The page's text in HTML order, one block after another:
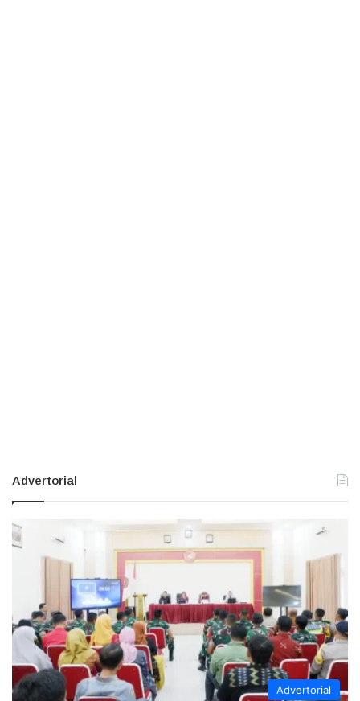
Advertorial
Advertorial